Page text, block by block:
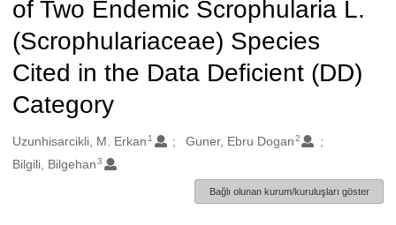
of Two Endemic Scrophularia L.
(Scrophulariaceae) Species
Cited in the Data Deficient (DD)
Category
Oluşturanlar
Uzunhisarcikli, M. Erkan 1 Guner, Ebru Dogan2
Bilgili, Bilgehan 3
Bağlı olunan kurum/kuruluşları göster